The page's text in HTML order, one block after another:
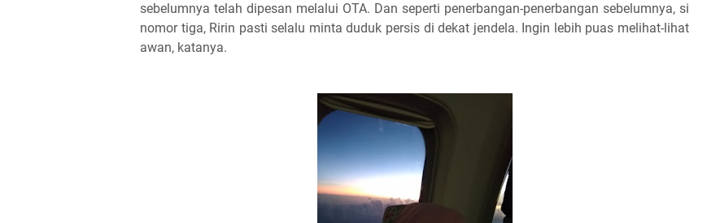
sebelumnya telah dipesan melalui OTA. Dan seperti penerbangan-penerbangan sebelumnya, si
nomor tiga, Ririn pasti selalu minta duduk persis di dekat jendela. Ingin lebih puas melihat-lihat
awan, katanya.